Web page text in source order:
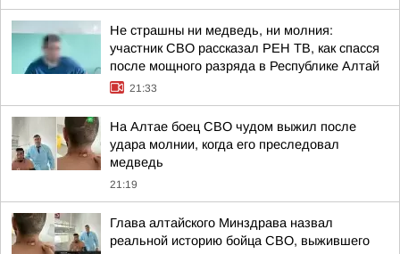
Не страшны ни медведь, ни молния:
участник СВО рассказал РЕН ТВ, как спасся
после мощного разряда в Республике Алтай
21:33
На Алтае боец СВО чудом выжил после
удара молнии, когда его преследовал
медведь
21:19
Глава алтайского Минздрава назвал
реальной историю бойца СВО, выжившего